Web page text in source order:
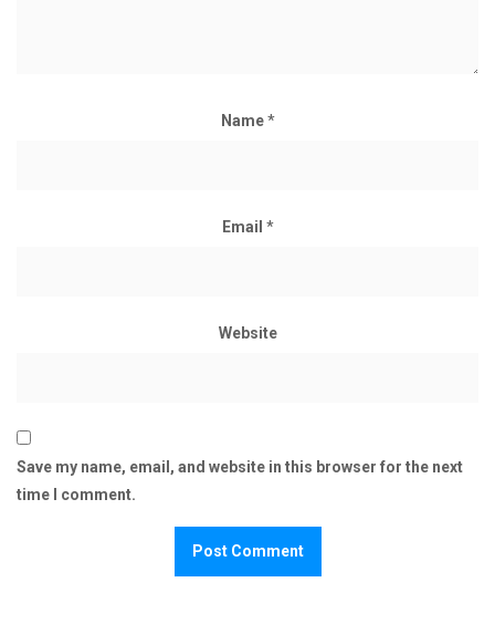
Name*
Email *
Website
Save my name, email, and website in this browser for the next
time I comment.